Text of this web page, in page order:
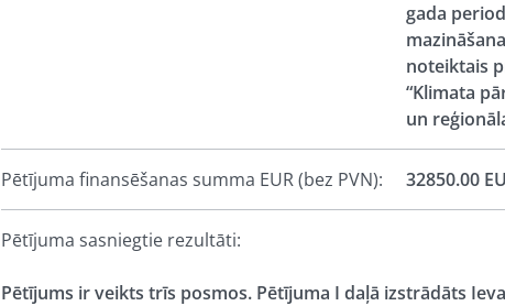
gada
noteiktais
“Klimata
un
Pētījuma finansēšanas summa EUR (bez PVN): 32850.00
Pētījuma sasniegtie rezultāti:
Pētījums ir veikts trīs posmos. Pētījuma I daļā izstrādāts